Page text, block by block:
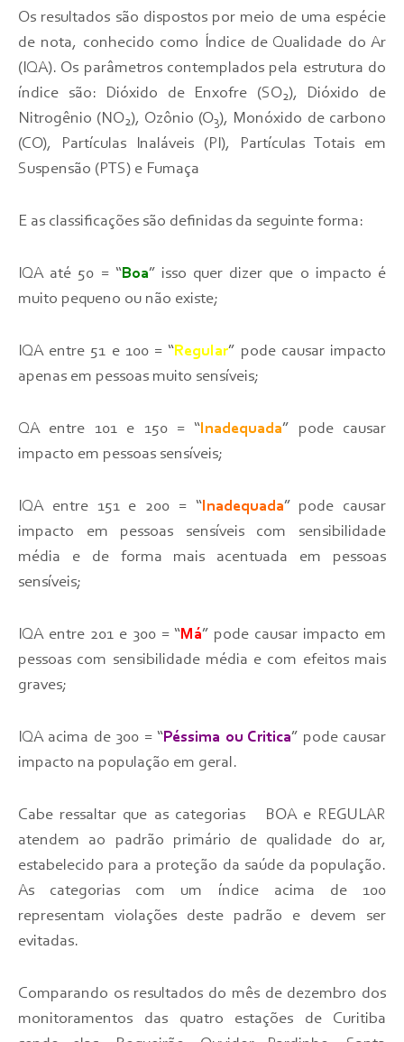
Os resultados são dispostos por meio de uma espécie
de nota, conhecido como Índice de Qualidade do Ar
(IQA). Os parâmetros contemplados pela estrutura do
índice são: Dióxido de Enxofre (SO2), Dióxido de
Nitrogênio (NO2), Ozônio (O3), Monóxido de carbono
(CO), Partículas Inaláveis (PI), Partículas Totais em
Suspensão (PTS) e Fumaça
E as classificações são definidas da seguinte forma:
IQA até 50 = “Boa” isso quer dizer que o impacto é
muito pequeno ou não existe;
IQA entre 51 e 100 = “Regular” pode causar impacto
apenas em pessoas muito sensíveis;
QA entre 101 e 150 = “Inadequada” pode causar
impacto em pessoas sensíveis;
IQA entre 151 e 200 = “Inadequada” pode causar
impacto em pessoas sensíveis com sensibilidade
média e de forma mais acentuada em pessoas
sensíveis;
IQA entre 201 e 300 = “Má” pode causar impacto em
pessoas com sensibilidade média e com efeitos mais
graves;
IQA acima de 300 = “Péssima ou Critica” pode causar
impacto na população em geral.
Cabe ressaltar que as categorias BOA e REGULAR
atendem ao padrão primário de qualidade do ar,
estabelecido para a proteção da saúde da população.
As categorias com um índice acima de 100
representam violações deste padrão e devem ser
evitadas.
Comparando os resultados do mês de dezembro dos
monitoramentos das quatro estações de Curitiba